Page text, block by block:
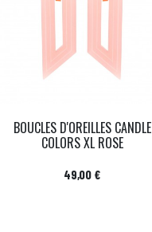
BOUCLES D'OREILLES CANDLE
COLORS XL ROSE
Prix
49,00 €